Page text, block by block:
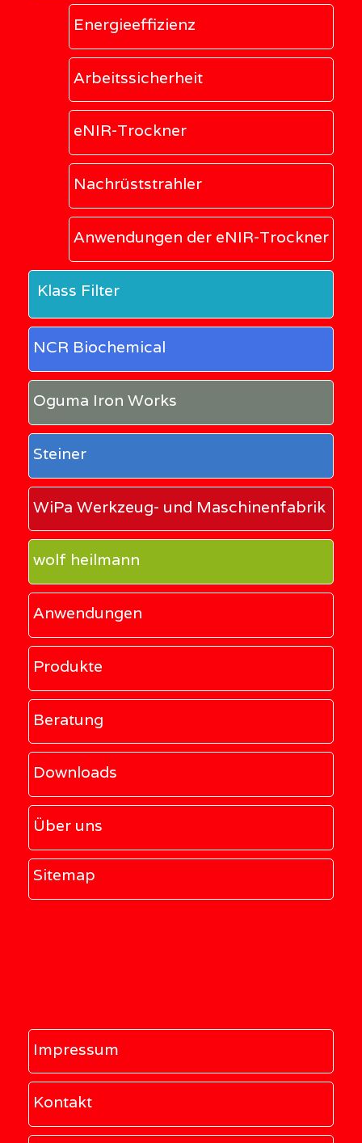
Energieeffizienz
Arbeitssicherheit
eNIR-Trockner
Nachrüststrahler
Anwendungen der eNIR-Trockner
Klass Filter
NCR Biochemical
Oguma Iron Works
Steiner
WiPa Werkzeug- und Maschinenfabrik
wolf heilmann
Anwendungen
Produkte
Beratung
Downloads
Über uns
Sitemap
Impressum
Kontakt